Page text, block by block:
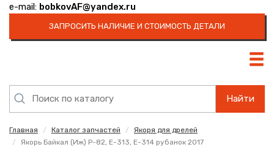
e-mail: bobkovAF@yandex.ru
ЗАПРОСИТЬ НАЛИЧИЕ И СТОИМОСТЬ ДЕТАЛИ
Найти
Главная Каталог запчастей
Якоря для дрелей
Якорь Байкал (Иж) Р-82, E-313, E-314 рубанок 2017